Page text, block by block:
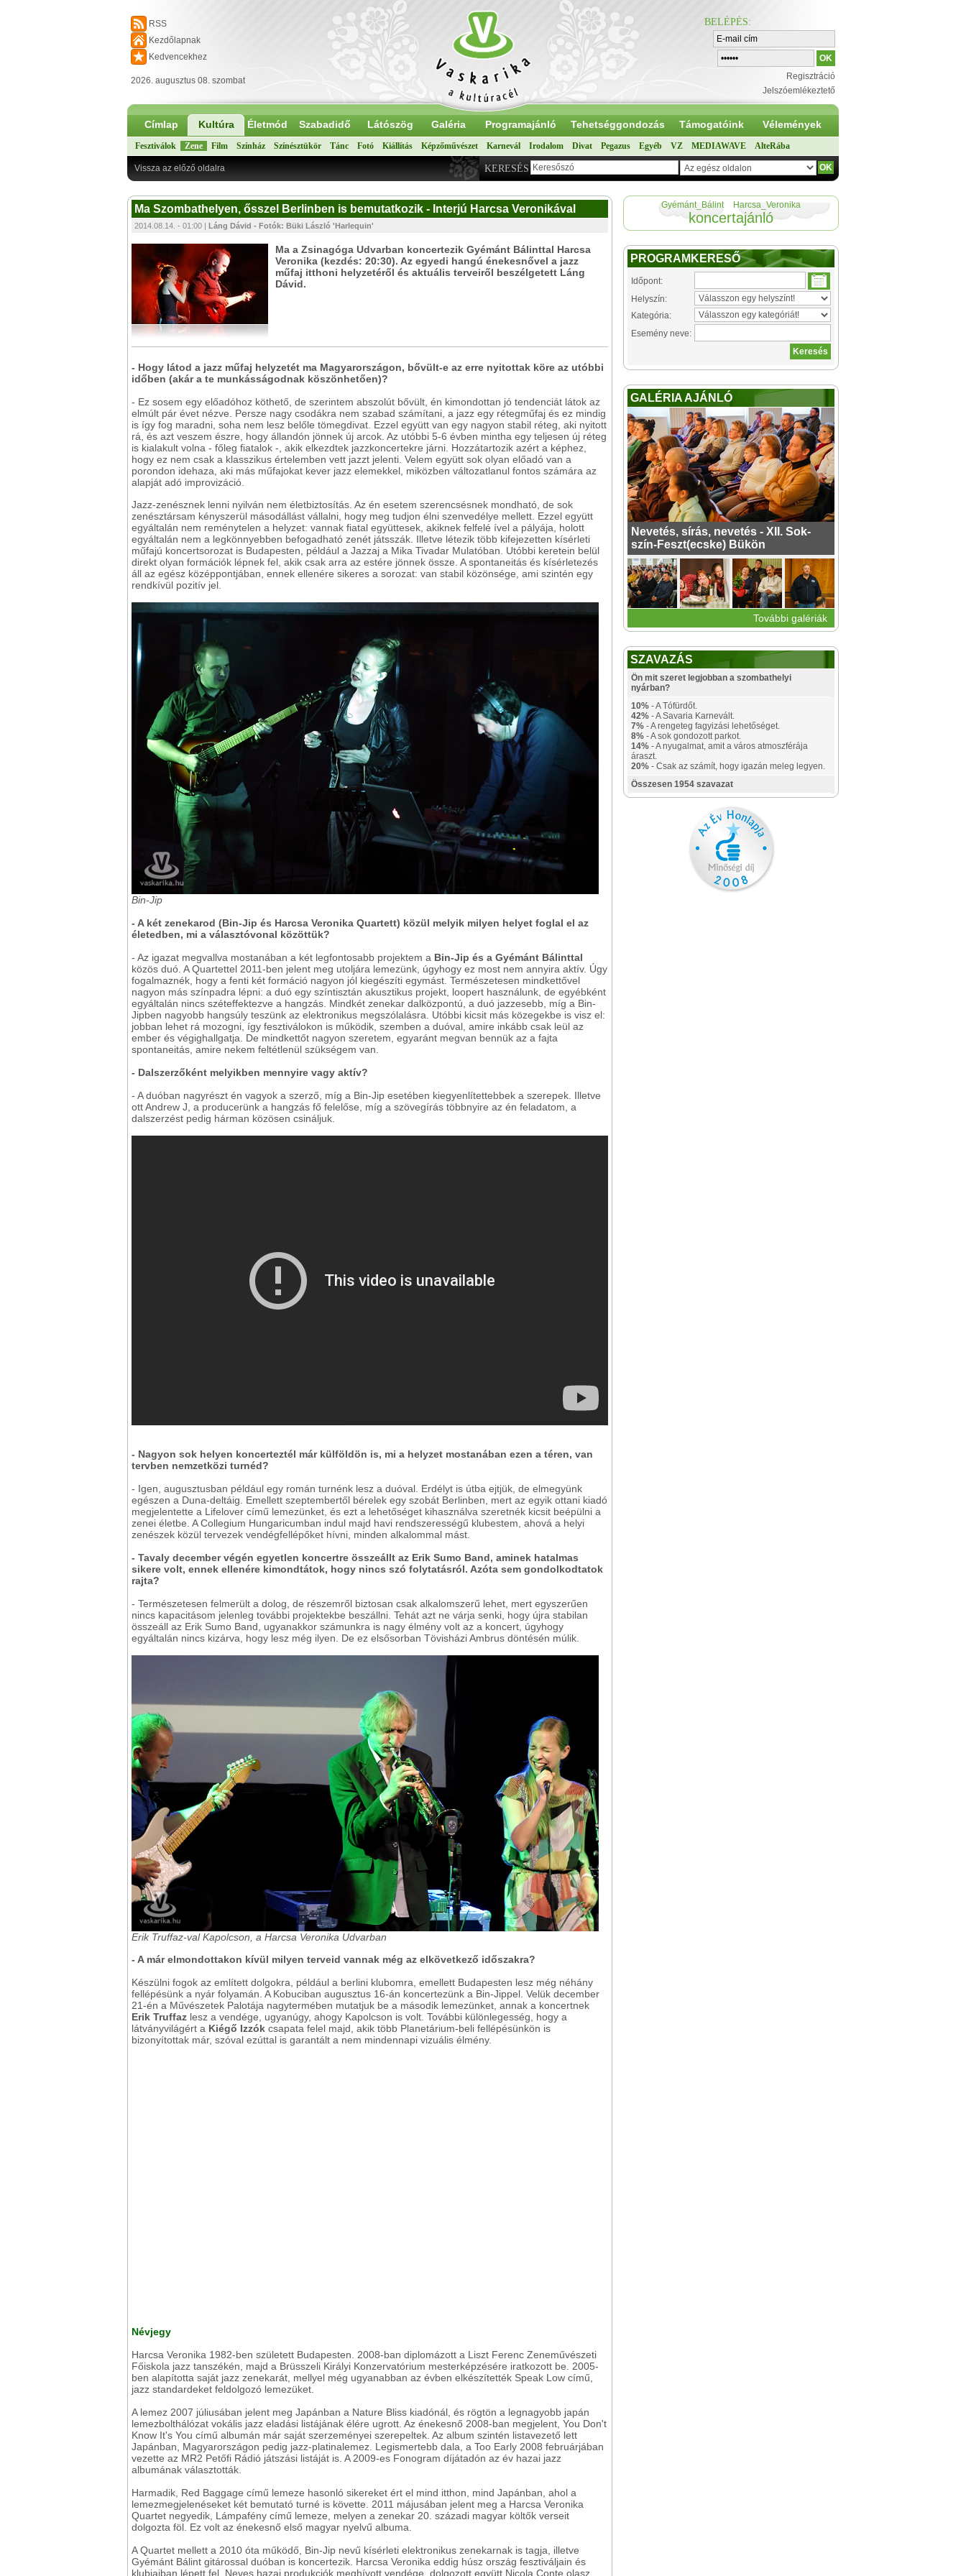
RSS
Kezdőlapnak
Kedvencekhez
2026. augusztus 08. szombat
BELÉPÉS:
Regisztráció
Jelszóemlékeztető
Címlap Kultúra Életmód Szabadidő Látószög Galéria Programajánló Tehetséggondozás Támogatóink Vélemények
Fesztiválok Zene Film Színház Színésztükör Tánc Fotó Kiállítás Képzőművészet Karnevál Irodalom Divat Pegazus Egyéb VZ MEDIAWAVE AlteRába
KERESÉS
Vissza az előző oldalra
Ma Szombathelyen, ősszel Berlinben is bemutatkozik - Interjú Harcsa Veronikával
2014.08.14. - 01:00 | Láng Dávid - Fotók: Büki László 'Harlequin'
Ma a Zsinagóga Udvarban koncertezik Gyémánt Bálinttal Harcsa
Veronika (kezdés: 20:30). Az egyedi hangú énekesnővel a jazz
műfaj itthoni helyzetéről és aktuális terveiről beszélgetett Láng
Dávid.
- Hogy látod a jazz műfaj helyzetét ma Magyarországon, bővült-e az erre nyitottak köre az utóbbi
időben (akár a te munkásságodnak köszönhetően)?
- Ez sosem egy előadóhoz köthető, de szerintem abszolút bővült, én kimondottan jó tendenciát látok az
elmúlt pár évet nézve. Persze nagy csodákra nem szabad számítani, a jazz egy rétegműfaj és ez mindig
is így fog maradni, soha nem lesz belőle tömegdivat. Ezzel együtt van egy nagyon stabil réteg, aki nyitott
rá, és azt veszem észre, hogy állandón jönnek új arcok. Az utóbbi 5-6 évben mintha egy teljesen új réteg
is kialakult volna - főleg fiatalok -, akik elkezdtek jazzkoncertekre járni. Hozzátartozik azért a képhez,
hogy ez nem csak a klasszikus értelemben vett jazzt jelenti. Velem együtt sok olyan előadó van a
porondon idehaza, aki más műfajokat kever jazz elemekkel, miközben változatlanul fontos számára az
alapját adó improvizáció.
Jazz-zenésznek lenni nyilván nem életbiztosítás. Az én esetem szerencsésnek mondható, de sok
zenésztársam kényszerül másodállást vállalni, hogy meg tudjon élni szenvedélye mellett. Ezzel együtt
egyáltalán nem reménytelen a helyzet: vannak fiatal együttesek, akiknek felfelé ível a pályája, holott
egyáltalán nem a legkönnyebben befogadható zenét játsszák. Illetve létezik több kifejezetten kísérleti
műfajú koncertsorozat is Budapesten, például a Jazzaj a Mika Tivadar Mulatóban. Utóbbi keretein belül
direkt olyan formációk lépnek fel, akik csak arra az estére jönnek össze. A spontaneitás és kísérletezés
áll az egész középpontjában, ennek ellenére sikeres a sorozat: van stabil közönsége, ami szintén egy
rendkívül pozitív jel.
Bin-Jip
- A két zenekarod (Bin-Jip és Harcsa Veronika Quartett) közül melyik milyen helyet foglal el az
életedben, mi a választóvonal közöttük?
- Az igazat megvallva mostanában a két legfontosabb projektem a Bin-Jip és a Gyémánt Bálinttal
közös duó. A Quartettel 2011-ben jelent meg utoljára lemezünk, úgyhogy ez most nem annyira aktív. Úgy
fogalmaznék, hogy a fenti két formáció nagyon jól kiegészíti egymást. Természetesen mindkettővel
nagyon más színpadra lépni: a duó egy színtisztán akusztikus projekt, loopert használunk, de egyébként
egyáltalán nincs széteffektezve a hangzás. Mindkét zenekar dalközpontú, a duó jazzesebb, míg a Bin-
Jipben nagyobb hangsúly teszünk az elektronikus megszólalásra. Utóbbi kicsit más közegekbe is visz el:
jobban lehet rá mozogni, így fesztiválokon is működik, szemben a duóval, amire inkább csak leül az
ember és végighallgatja. De mindkettőt nagyon szeretem, egyaránt megvan bennük az a fajta
spontaneitás, amire nekem feltétlenül szükségem van.
- Dalszerzőként melyikben mennyire vagy aktív?
- A duóban nagyrészt én vagyok a szerző, míg a Bin-Jip esetében kiegyenlítettebbek a szerepek. Illetve
ott Andrew J, a producerünk a hangzás fő felelőse, míg a szövegírás többnyire az én feladatom, a
dalszerzést pedig hárman közösen csináljuk.
- Nagyon sok helyen koncerteztél már külföldön is, mi a helyzet mostanában ezen a téren, van
tervben nemzetközi turnéd?
- Igen, augusztusban például egy román turnénk lesz a duóval. Erdélyt is útba ejtjük, de elmegyünk
egészen a Duna-deltáig. Emellett szeptembertől bérelek egy szobát Berlinben, mert az egyik ottani kiadó
megjelentette a Lifelover című lemezünket, és ezt a lehetőséget kihasználva szeretnék kicsit beépülni a
zenei életbe. A Collegium Hungaricumban indul majd havi rendszerességű klubestem, ahová a helyi
zenészek közül tervezek vendégfellépőket hívni, minden alkalommal mást.
- Tavaly december végén egyetlen koncertre összeállt az Erik Sumo Band, aminek hatalmas
sikere volt, ennek ellenére kimondtátok, hogy nincs szó folytatásról. Azóta sem gondolkodtatok
rajta?
- Természetesen felmerült a dolog, de részemről biztosan csak alkalomszerű lehet, mert egyszerűen
nincs kapacitásom jelenleg további projektekbe beszállni. Tehát azt ne várja senki, hogy újra stabilan
összeáll az Erik Sumo Band, ugyanakkor számunkra is nagy élmény volt az a koncert, úgyhogy
egyáltalán nincs kizárva, hogy lesz még ilyen. De ez elsősorban Tövisházi Ambrus döntésén múlik.
Erik Truffaz-val Kapolcson, a Harcsa Veronika Udvarban
- A már elmondottakon kívül milyen terveid vannak még az elkövetkező időszakra?
Készülni fogok az említett dolgokra, például a berlini klubomra, emellett Budapesten lesz még néhány
fellépésünk a nyár folyamán. A Kobuciban augusztus 16-án koncertezünk a Bin-Jippel. Velük december
21-én a Művészetek Palotája nagytermében mutatjuk be a második lemezünket, annak a koncertnek
Erik Truffaz lesz a vendége, ugyanúgy, ahogy Kapolcson is volt. További különlegesség, hogy a
látványvilágért a Kiégő Izzók csapata felel majd, akik több Planetárium-beli fellépésünkön is
bizonyítottak már, szóval ezúttal is garantált a nem mindennapi vizuális élmény.
Névjegy
Harcsa Veronika 1982-ben született Budapesten. 2008-ban diplomázott a Liszt Ferenc Zeneművészeti
Főiskola jazz tanszékén, majd a Brüsszeli Királyi Konzervatórium mesterképzésére iratkozott be. 2005-
ben alapította saját jazz zenekarát, mellyel még ugyanabban az évben elkészítették Speak Low című,
jazz standardeket feldolgozó lemezüket.
A lemez 2007 júliusában jelent meg Japánban a Nature Bliss kiadónál, és rögtön a legnagyobb japán
lemezbolthálózat vokális jazz eladási listájának élére ugrott. Az énekesnő 2008-ban megjelent, You Don't
Know It's You című albumán már saját szerzeményei szerepeltek. Az album szintén listavezető lett
Japánban, Magyarországon pedig jazz-platinalemez. Legismertebb dala, a Too Early 2008 februárjában
vezette az MR2 Petőfi Rádió játszási listáját is. A 2009-es Fonogram díjátadón az év hazai jazz
albumának választották.
Harmadik, Red Baggage című lemeze hasonló sikereket ért el mind itthon, mind Japánban, ahol a
lemezmegjelenéseket két bemutató turné is követte. 2011 májusában jelent meg a Harcsa Veronika
Quartet negyedik, Lámpafény című lemeze, melyen a zenekar 20. századi magyar költők verseit
dolgozta föl. Ez volt az énekesnő első magyar nyelvű albuma.
A Quartet mellett a 2010 óta működő, Bin-Jip nevű kísérleti elektronikus zenekarnak is tagja, illetve
Gyémánt Bálint gitárossal duóban is koncertezik. Harcsa Veronika eddig húsz ország fesztiváljain és
klubjaiban lépett fel. Neves hazai produkciók meghívott vendége, dolgozott együtt Nicola Conte olasz
Gyémánt_Bálint Harcsa_Veronika
koncertajánló
PROGRAMKERESŐ
Időpont:
Helyszín:
Kategória:
Esemény neve:
GALÉRIA AJÁNLÓ
Nevetés, sírás, nevetés - XII. Sok-
szín-Feszt(ecske) Bükön
További galériák
SZAVAZÁS
Ön mit szeret legjobban a szombathelyi
nyárban?
10% - A Tófürdőt.
42% - A Savaria Karnevált.
7% - A rengeteg fagyizási lehetőséget.
8% - A sok gondozott parkot.
14% - A nyugalmat, amit a város atmoszférája
áraszt.
20% - Csak az számít, hogy igazán meleg legyen.
Összesen 1954 szavazat